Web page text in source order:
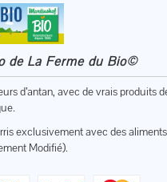
de La Ferme du Bio©
d’antan, avec de vrais produits
exclusivement avec des
Modifié).